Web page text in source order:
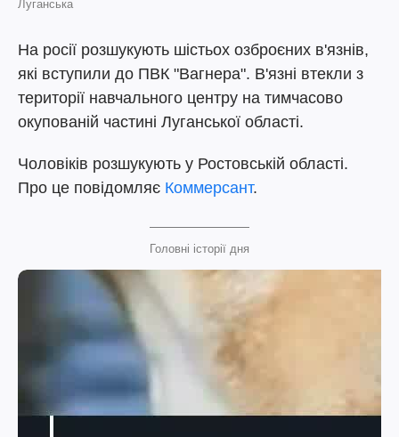
Луганська
На росії розшукують шістьох озброєних в'язнів,
які вступили до ПВК "Вагнера". В'язні втекли з
території навчального центру на тимчасово
окупованій частині Луганської області.
Чоловіків розшукують у Ростовській області.
Про це повідомляє Коммерсант.
Головні історії дня